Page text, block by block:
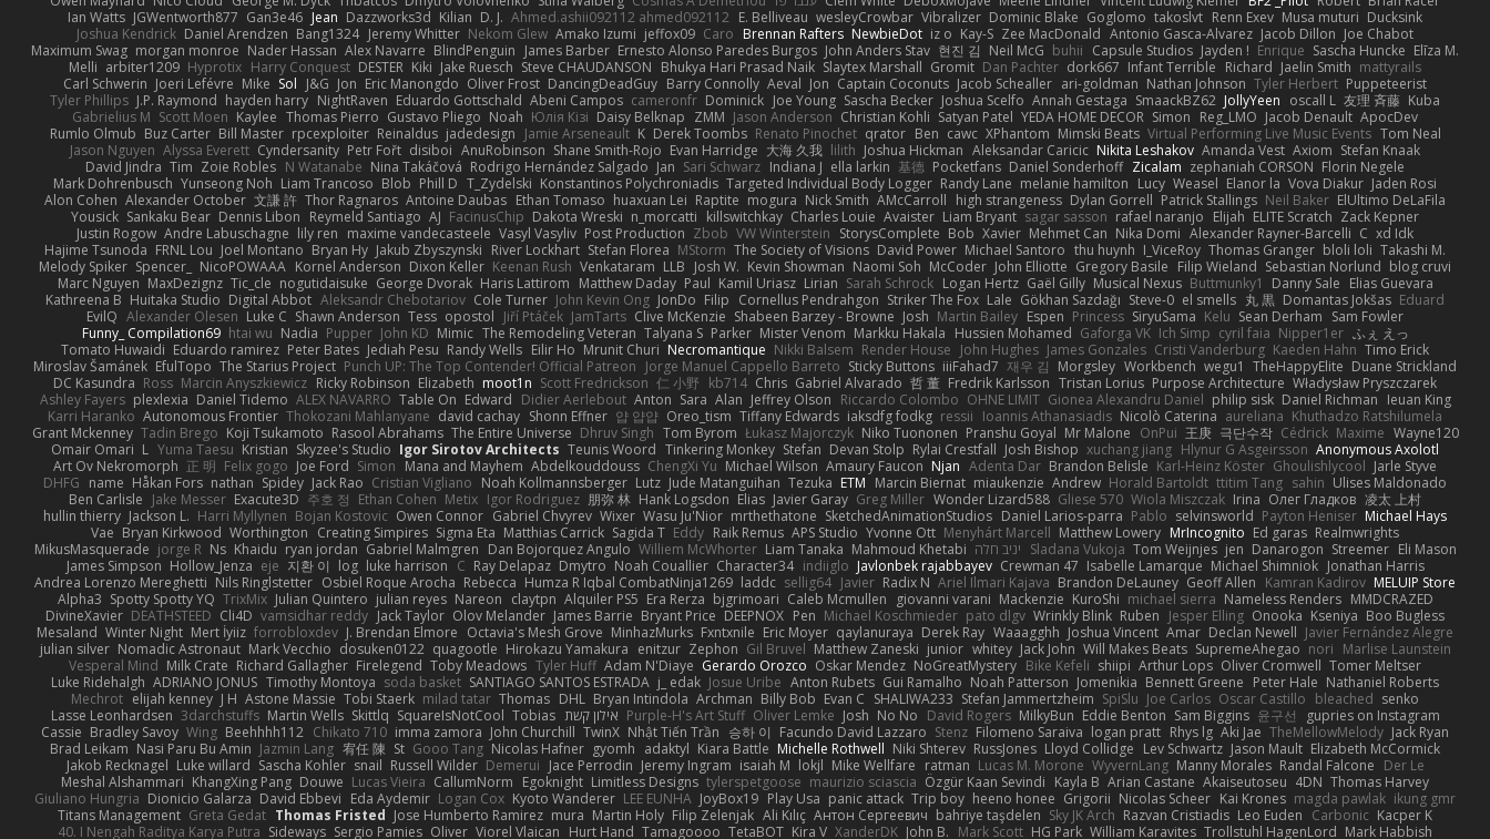
Ian Watts JGWentworth877 Gan3e46 Jean Dazzworks3d Kilian D. J. Ahmed.ashii092112 ahmed092112 E. Belliveau wesleyCrowbar Vibralizer Dominic Blake Goglomo takoslvt Renn Exev Musa muturi Ducksink
Joshua Kendrick Daniel Arendzen Bang1324 Jeremy Whitter Nekom Glew Amako Izumi jeffox09 Caro Brennan Rafters NewbieDot iz o Kay-S Zee MacDonald Antonio Gasca-Alvarez Jacob Dillon Joe Chabot
Maximum Swag morgan monroe Nader Hassan Alex Navarre BlindPenguin James Barber Ernesto Alonso Paredes Burgos John Anders Stav 현진 김 Neil McG buhii Capsule Studios Jayden ! Enrique Sascha Huncke Elīza M.
Melli arbiter1209 Hyprotix Harry Conquest DESTER Kiki Jake Ruesch Steve CHAUDANSON Bhukya Hari Prasad Naik Slaytex Marshall Gromit Dan Pachter dork667 Infant Terrible Richard Jaelin Smith mattyrails
Carl Schwerin Joeri Lefévre Mike Sol J&G Jon Eric Manongdo Oliver Frost DancingDeadGuy Barry Connolly Aeval Jon Captain Coconuts Jacob Schealler ari-goldman Nathan Johnson Tyler Herbert Puppeteerist
Tyler Phillips J.P. Raymond hayden harry NightRaven Eduardo Gottschald Abeni Campos cameronfr Dominick Joe Young Sascha Becker Joshua Scelfo Annah Gestaga SmaackBZ62 JollyYeen oscall L 友理 斉藤 Kuba
Gabrielius M Scott Moen Kaylee Thomas Pierro Gustavo Pliego Noah Юлія Кізі Daisy Belknap ZMM Jason Anderson Christian Kohli Satyan Patel YEDA HOME DECOR Simon Reg_LMO Jacob Denault ApocDev
Rumlo Olmub Buz Carter Bill Master rpcexploiter Reinaldus jadedesign Jamie Arseneault K Derek Toombs Renato Pinochet qrator Ben cawc XPhantom Mimski Beats Virtual Performing Live Music Events Tom Neal
Jason Nguyen Alyssa Everett Cyndersanity Petr Fořt disiboi AnuRobinson Shane Smith-Rojo Evan Harridge 大海 久我 lilith Joshua Hickman Aleksandar Caricic Nikita Leshakov Amanda Vest Axiom Stefan Knaak
David Jindra Tim Zoie Robles N Watanabe Nina Takáčová Rodrigo Hernández Salgado Jan Sari Schwarz Indiana J ella larkin 基德 Pocketfans Daniel Sonderhoff Zicalam zephaniah CORSON Florin Negele
Mark Dohrenbusch Yunseong Noh Liam Trancoso Blob Phill D T_Zydelski Konstantinos Polychroniadis Targeted Individual Body Logger Randy Lane melanie hamilton Lucy Weasel Elanor la Vova Diakur Jaden Rosi
Alon Cohen Alexander October 文謙 許 Thor Ragnaros Antoine Daubas Ethan Tomaso huaxuan Lei Raptite mogura Nick Smith AMcCarroll high strangeness Dylan Gorrell Patrick Stallings Neil Baker ElUltimo DeLaFila
Yousick Sankaku Bear Dennis Libon Reymeld Santiago AJ FacinusChip Dakota Wreski n_morcatti killswitchkay Charles Louie Avaister Liam Bryant sagar sasson rafael naranjo Elijah ELITE Scratch Zack Kepner
Justin Rogow Andre Labuschagne lily ren maxime vandecasteele Vasyl Vasyliv Post Production Zbob VW Winterstein StorysComplete Bob Xavier Mehmet Can Nika Domi Alexander Rayner-Barcelli C xd Idk
Hajime Tsunoda FRNL Lou Joel Montano Bryan Hy Jakub Zbyszynski River Lockhart Stefan Florea MStorm The Society of Visions David Power Michael Santoro thu huynh I_ViceRoy Thomas Granger bloli loli Takashi M.
Melody Spiker Spencer_ NicoPOWAAA Kornel Anderson Dixon Keller Keenan Rush Venkataram LLB Josh W. Kevin Showman Naomi Soh McCoder John Elliotte Gregory Basile Filip Wieland Sebastian Norlund blog cruvi
Marc Nguyen MaxDezignz Tic_cle nogutidaisuke George Dvorak Haris Lattirom Matthew Daday Paul Kamil Uriasz Lirian Sarah Schrock Logan Hertz Gaël Gilly Musical Nexus Buttmunky1 Danny Sale Elias Guevara
Kathreena B Huitaka Studio Digital Abbot Aleksandr Chebotariov Cole Turner John Kevin Ong JonDo Filip Cornellus Pendrahgon Striker The Fox Lale Gökhan Sazdağı Steve-0 el smells 丸 黒 Domantas Jokšas Eduard
EvilQ Alexander Olesen Luke C Shawn Anderson Tess opostol Jiří Ptáček JamTarts Clive McKenzie Shabeen Barzey - Browne Josh Martin Bailey Espen Princess SiryuSama Kelu Sean Derham Sam Fowler
Funny_ Compilation69 htai wu Nadia Pupper John KD Mimic The Remodeling Veteran Talyana S Parker Mister Venom Markku Hakala Hussien Mohamed Gaforga VK Ich Simp cyril faia Nipper1er ふぇ えっ
Tomato Huwaidi Eduardo ramirez Peter Bates Jediah Pesu Randy Wells Eilir Ho Mrunit Churi Necromantique Nikki Balsem Render House John Hughes James Gonzales Cristi Vanderburg Kaeden Hahn Timo Erick
Miroslav Šamánek EfulTopo The Starius Project Punch UP: The Top Contender! Official Patreon Jorge Manuel Cappello Barreto Sticky Buttons iiiFahad7 재우 김 Morgsley Workbench wegu1 TheHappyElite Duane Strickland
DC Kasundra Ross Marcin Anyszkiewicz Ricky Robinson Elizabeth moot1n Scott Fredrickson 仁 小野 kb714 Chris Gabriel Alvarado 哲 董 Fredrik Karlsson Tristan Lorius Purpose Architecture Władysław Pryszczarek
Ashley Fayers plexlexia Daniel Tidemo ALEX NAVARRO Table On Edward Didier Aerlebout Anton Sara Alan Jeffrey Olson Riccardo Colombo OHNE LIMIT Gionea Alexandru Daniel philip sisk Daniel Richman Ieuan King
Karri Haranko Autonomous Frontier Thokozani Mahlanyane david cachay Shonn Effner 얍 얍얍 Oreo_tism Tiffany Edwards iaksdfg fodkg ressii Ioannis Athanasiadis Nicolò Caterina aureliana Khuthadzo Ratshilumela
Grant Mckenney Tadin Brego Koji Tsukamoto Rasool Abrahams The Entire Universe Dhruv Singh Tom Byrom Łukasz Majorczyk Niko Tuononen Pranshu Goyal Mr Malone OnPui 王庚 극단수작 Cédrick Maxime Wayne120
Omair Omari L Yuma Taesu Kristian Skyzee's Studio Igor Sirotov Architects Teunis Woord Tinkering Monkey Stefan Devan Stolp Rylai Crestfall Josh Bishop xuchang jiang Hlynur G Asgeirsson Anonymous Axolotl
Art Ov Nekromorph 正 明 Felix gogo Joe Ford Simon Mana and Mayhem Abdelkouddouss ChengXi Yu Michael Wilson Amaury Faucon Njan Adenta Dar Brandon Belisle Karl-Heinz Köster Ghoulishlycool Jarle Styve
DHFG name Håkan Fors nathan Spidey Jack Rao Cristian Vigliano Noah Kollmannsberger Lutz Jude Matanguihan Tezuka ETM Marcin Biernat miaukenzie Andrew Horald Bartoldt ttitim Tang sahin Ulises Maldonado
Ben Carlisle Jake Messer Exacute3D 주호 정 Ethan Cohen Metix Igor Rodriguez 朋弥 林 Hank Logsdon Elias Javier Garay Greg Miller Wonder Lizard588 Gliese 570 Wiola Miszczak Irina Олег Гладков 凌太 上村
hullin thierry Jackson L. Harri Myllynen Bojan Kostovic Owen Connor Gabriel Chvyrev Wixer Wasu Ju'Nior mrthethatone SketchedAnimationStudios Daniel Larios-parra Pablo selvinsworld Payton Heniser Michael Hays
Vae Bryan Kirkwood Worthington Creating Simpires Sigma Eta Matthias Carrick Sagida T Eddy Raik Remus APS Studio Yvonne Ott Menyhárt Marcell Matthew Lowery MrIncognito Ed garas Realmwrights
MikusMasquerade jorge R Ns Khaidu ryan jordan Gabriel Malmgren Dan Bojorquez Angulo Williem McWhorter Liam Tanaka Mahmoud Khetabi יניב חלה Sladana Vukoja Tom Weijnjes jen Danarogon Streemer Eli Mason
James Simpson Hollow_Jenza eje 지환 이 log luke harrison C Ray Delapaz Dmytro Noah Couallier Character34 indiiglo Javlonbek rajabbayev Crewman 47 Isabelle Lamarque Michael Shimniok Jonathan Harris
Andrea Lorenzo Mereghetti Nils Ringlstetter Osbiel Roque Arocha Rebecca Humza R Iqbal CombatNinja1269 laddc sellig64 Javier Radix N Ariel Ilmari Kajava Brandon DeLauney Geoff Allen Kamran Kadirov MELUIP Store
Alpha3 Spotty Spotty YQ TrixMix Julian Quintero julian reyes Nareon claytpn Alquiler PS5 Era Rerza bjgrimoari Caleb Mcmullen giovanni varani Mackenzie KuroShi michael sierra Nameless Renders MMDCRAZED
DivineXavier DEATHSTEED Cli4D vamsidhar reddy Jack Taylor Olov Melander James Barrie Bryant Price DEEPNOX Pen Michael Koschmieder pato dlgv Wrinkly Blink Ruben Jesper Elling Onooka Kseniya Boo Bugless
Mesaland Winter Night Mert İyiiz forrobloxdev J. Brendan Elmore Octavia's Mesh Grove MinhazMurks Fxntxnile Eric Moyer qaylanuraya Derek Ray Waaagghh Joshua Vincent Amar Declan Newell Javier Fernández Alegre
julian silver Nomadic Astronaut Mark Vecchio dosuken0122 quagootle Hirokazu Yamakura enitzur Zephon Gil Bruvel Matthew Zaneski junior whitey Jack John Will Makes Beats SupremeAhegao nori Marlise Launstein
Vesperal Mind Milk Crate Richard Gallagher Firelegend Toby Meadows Tyler Huff Adam N'Diaye Gerardo Orozco Oskar Mendez NoGreatMystery Bike Kefeli shiipi Arthur Lops Oliver Cromwell Tomer Meltser
Luke Ridehalgh ADRIANO JONUS Timothy Montoya soda basket SANTIAGO SANTOS ESTRADA j_ edak Josue Uribe Anton Rubets Gui Ramalho Noah Patterson Jomenikia Bennett Greene Peter Hale Nathaniel Roberts
Mechrot elijah kenney J H Astone Massie Tobi Staerk milad tatar Thomas DHL Bryan Intindola Archman Billy Bob Evan C SHALIWA233 Stefan Jammertzheim SpiSlu Joe Carlos Oscar Castillo bleached senko
Lasse Leonhardsen 3darchstuffs Martin Wells Skittlq SquareIsNotCool Tobias אילון קשת Purple-H's Art Stuff Oliver Lemke Josh No No David Rogers MilkyBun Eddie Benton Sam Biggins 윤구선
gupries on Instagram
Cassie Bradley Savoy Wing Beehhhh112 Chikato 710 imma zamora John Churchill TwinX Nhật Tiến Trần 승하 이 Facundo David Lazzaro Stenz Filomeno Saraiva logan pratt Rhys lg Aki Jae TheMellowMelody Jack Ryan
Brad Leikam Nasi Paru Bu Amin Jazmin Lang 宥任 陳 St Gooo Tang Nicolas Hafner gyomh adaktyl Kiara Battle Michelle Rothwell Niki Shterev RussJones Lloyd Collidge Lev Schwartz Jason Mault Elizabeth McCormick
Jakob Recknagel Luke willard Sascha Kohler snail Russell Wilder Demerui Jace Perrodin Jeremy Ingram isaiah M lokjl Mike Wellfare ratman Lucas M. Morone WyvernLang Manny Morales Randal Falcone Der Le
Meshal Alshammari KhangXing Pang Douwe Lucas Vieira CallumNorm Egoknight Limitless Designs tylerspetgoose maurizio sciascia Özgür Kaan Sevindi Kayla B Arian Castane Akaiseutoseu 4DN Thomas Harvey
Giuliano Hungria Dionicio Galarza David Ebbevi Eda Aydemir Logan Cox Kyoto Wanderer LEE EUNHA JoyBox19 Play Usa panic attack Trip boy heeno honee Grigorii Nicolas Scheer Kai Krones magda pawlak ikung gmr
Titans Management Greta Gedat Thomas Fristed Jose Humberto Ramirez mura Martin Holy Filip Zelenjak Ali Kılıç Антон Сергеевич bahriye taşdelen Sky JK Arch Razvan Cristiadis Leo Euden Carbonic Kacper K
40. I Nengah Raditya Karya Putra Sideways Sergio Pamies Oliver Viorel Vlaican Hurt Hand Tamagoooo TetaBOT Kira V XanderDK John B. Mark Scott HG Park William Karavites Trollstuhl HagenLord Mark Habbish